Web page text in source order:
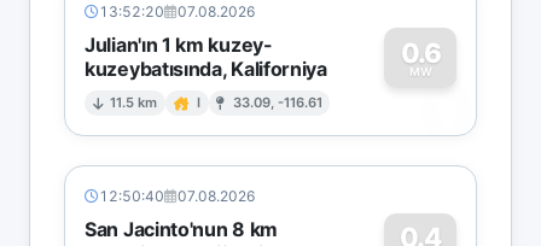
13:52:20 07.08.2026
Julian'ın 1 km kuzey-
kuzeybatısında, Kaliforniya
11.5 km I 33.09, -116.61
0.6
MW
0
12:50:40 07.08.2026
San Jacinto'nun 8 km
0.4